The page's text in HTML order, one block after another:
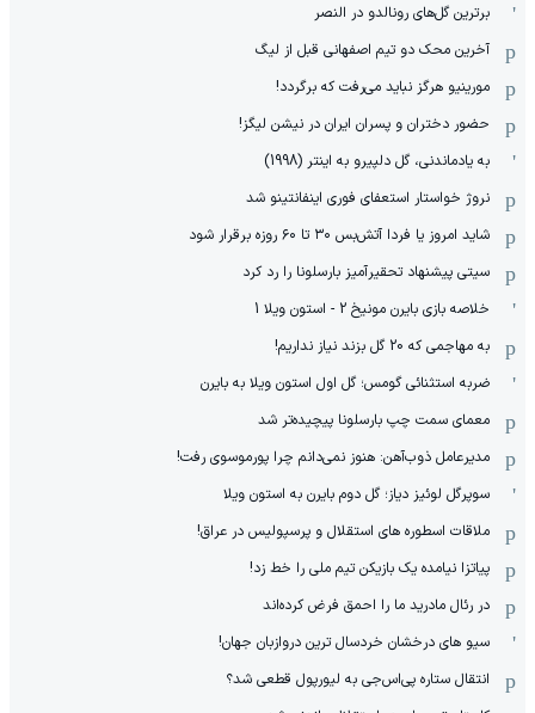
برترین گل‌های رونالدو در النصر
آخرین محک دو تیم اصفهانی قبل از لیگ
مورینیو هرگز نباید می‌رفت که برگردد!
حضور دختران و پسران ایران در نیشن لیگز!
به یادماندنی، گل دلپیرو به اینتر (1998)
نروژ خواستار استعفای فوری اینفانتینو شد
شاید امروز یا فردا آتش‌بس ۳۰ تا ۶۰ روزه برقرار شود
سیتی پیشنهاد تحقیرآمیز بارسلونا را رد کرد
خلاصه بازی بایرن مونیخ 2 - استون ویلا 1
به مهاجمی که 20 گل بزند نیاز نداریم!
ضربه استثنائی گومس؛ گل اول استون ویلا به بایرن
معمای سمت چپ بارسلونا پیچیده‌تر شد
مدیرعامل ذوب‌آهن: هنوز نمی‌دانم چرا پورموسوی رفت!
سوپرگل لوئیز دیاز؛ گل دوم بایرن به استون ویلا
ملاقات اسطوره های استقلال و پرسپولیس در عراق!
پیاتزا نیامده یک بازیکن تیم ملی را خط زد!
در رئال مادرید ما را احمق فرض کرده‌اند
سیو های درخشان خردسال ترین دروازبان جهان!
انتقال ستاره پی‌اس‌جی به لیورپول قطعی شد؟